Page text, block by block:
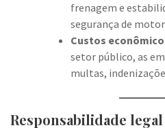
frenagem e
segurança de
Custos
setor público, as
multas,
Responsabilidade legal